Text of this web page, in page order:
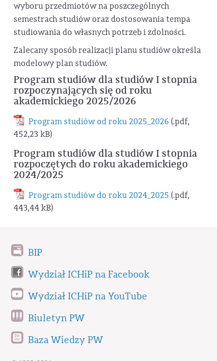
wyboru przedmiotów na poszczególnych
semestrach studiów oraz dostosowania tempa
studiowania do własnych potrzeb i zdolności.
Zalecany sposób realizacji planu studiów określa
modelowy plan studiów.
Program studiów dla studiów I stopnia
rozpoczynających się od roku
akademickiego 2025/2026
Program studiów od roku 2025_2026 (.pdf,
452,23 kB)
Program studiów dla studiów I stopnia
rozpoczętych do roku akademickiego
2024/2025
Program studiów do roku 2024_2025 (.pdf,
443,44 kB)
BIP
Wydział ICHiP na Facebook
Wydział ICHiP na YouTube
Biuletyn PW
Baza Wiedzy PW